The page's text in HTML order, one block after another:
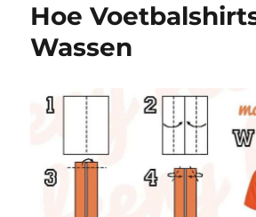
Hoe
Wassen